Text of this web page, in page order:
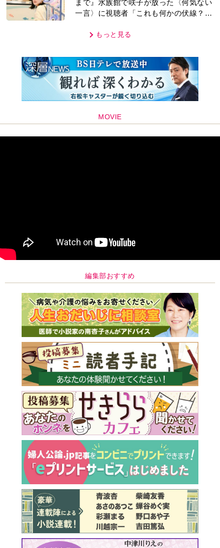
まで』水族館で咲子が放った〈何気ない
一言〉に視聴者「これも何かの伏線？」
もっと見る
MOVIE
編集部おすすめ